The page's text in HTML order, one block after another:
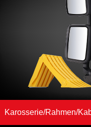
Karosserie/Rahmen/